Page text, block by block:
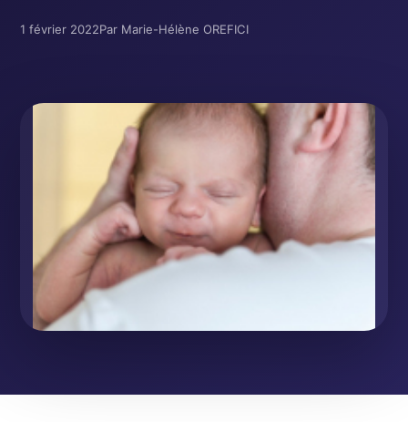
1 février 2022Par Marie-Hélène OREFICI